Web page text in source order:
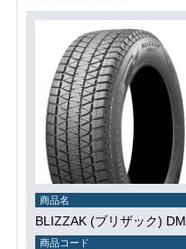
商品名
BLIZZAK (ブリザック)
商品コード